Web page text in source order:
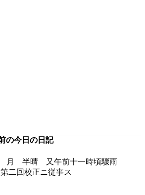
の今日の日記
月 半晴 又午前十一時頃驟雨
二回校正ニ従事ス